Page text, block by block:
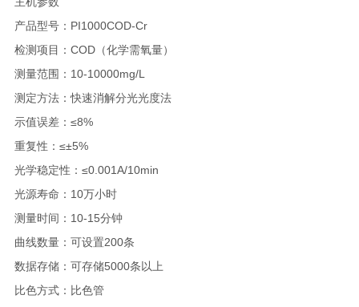
产品型号：PI1000COD-Cr
检测项目：COD（化学需氧量）
测量范围：10-10000mg/L
测定方法：快速消解分光光度法
示值误差：≤8%
重复性：≤±5%
光学稳定性：≤0.001A/10min
光源寿命：10万小时
测量时间：10-15分钟
曲线数量：可设置200条
数据存储：可存储5000条以上
比色方式：比色管